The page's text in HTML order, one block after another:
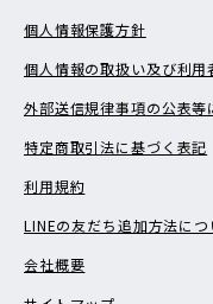
個人情報保護方針
個人情報の取扱い及び利
外部送信規律事項の公表等
特定商取引法に基づく表記
利用規約
LINEの友だち追加方法につ
会社概要